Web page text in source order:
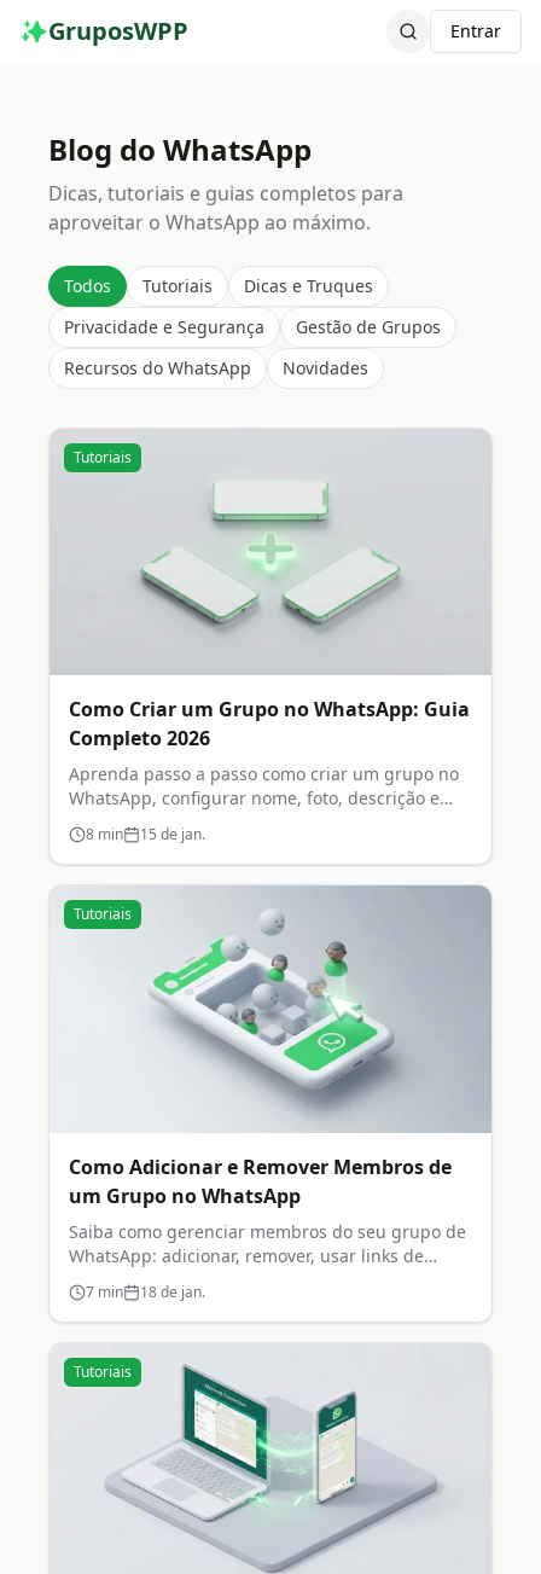
GruposWPP Entrar
Blog do WhatsApp
Dicas, tutoriais e guias completos para
aproveitar o WhatsApp ao máximo.
Todos Tutoriais
Dicas e Truques
Privacidade e Segurança
Gestão de Grupos
Recursos do WhatsApp
Novidades
Tutoriais
Como Criar um Grupo no WhatsApp: Guia
Completo 2026
Aprenda passo a passo como criar um grupo no
WhatsApp, configurar nome, foto, descrição e
permissões de administrador.
8 min 15 de jan.
Tutoriais
Como Adicionar e Remover Membros de
um Grupo no WhatsApp
Saiba como gerenciar membros do seu grupo de
WhatsApp: adicionar, remover, usar links de
convite e configurar permissões.
7 min 18 de jan.
Tutoriais